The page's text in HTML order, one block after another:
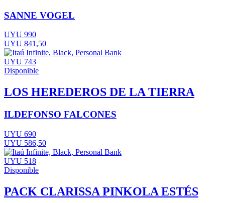
SANNE VOGEL
UYU 990
UYU 841,50
UYU 743
Disponible
LOS HEREDEROS DE LA TIERRA
ILDEFONSO FALCONES
UYU 690
UYU 586,50
UYU 518
Disponible
PACK CLARISSA PINKOLA ESTÉS